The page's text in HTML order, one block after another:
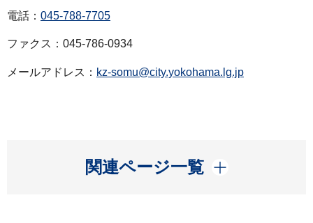
電話： 045-788-7705
ファクス：045-786-0934
メールアドレス： kz-somu@city.yokohama.lg.jp
関連ページ一覧
開く